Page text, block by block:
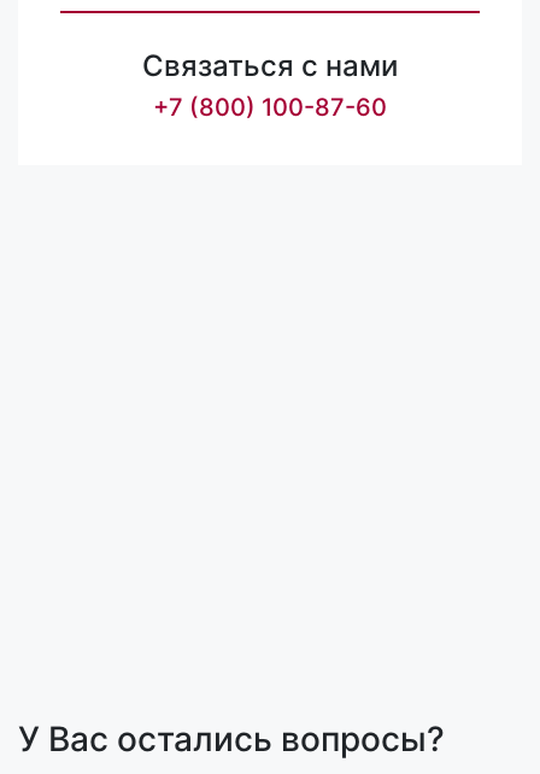
Связаться с нами
+7 (800) 100-87-60
У Вас остались вопросы?